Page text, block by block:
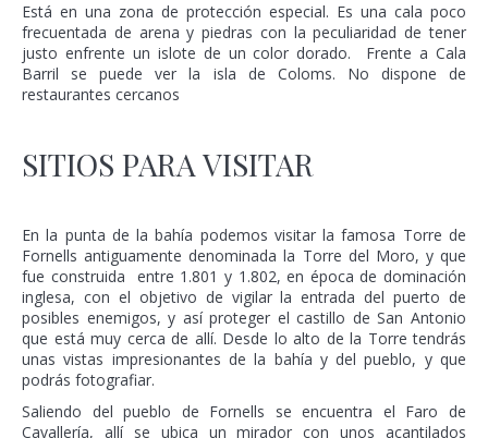
Está en una zona de protección especial. Es una cala poco
frecuentada de arena y piedras con la peculiaridad de tener
justo enfrente un islote de un color dorado. Frente a Cala
Barril se puede ver la isla de Coloms. No dispone de
restaurantes cercanos
SITIOS PARA VISITAR
En la punta de la bahía podemos visitar la famosa Torre de
Fornells antiguamente denominada la Torre del Moro, y que
fue construida entre 1.801 y 1.802, en época de dominación
inglesa, con el objetivo de vigilar la entrada del puerto de
posibles enemigos, y así proteger el castillo de San Antonio
que está muy cerca de allí. Desde lo alto de la Torre tendrás
unas vistas impresionantes de la bahía y del pueblo, y que
podrás fotografiar.
Saliendo del pueblo de Fornells se encuentra el Faro de
Cavallería, allí se ubica un mirador con unos acantilados